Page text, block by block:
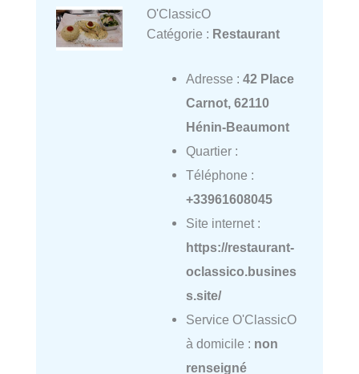
O'ClassicO
Catégorie : Restaurant
Adresse : 42 Place
Carnot, 62110
Hénin-Beaumont
Quartier :
Téléphone :
+33961608045
Site internet :
https://restaurant-
oclassico.busines
s.site/
Service O'ClassicO
à domicile : non
renseigné